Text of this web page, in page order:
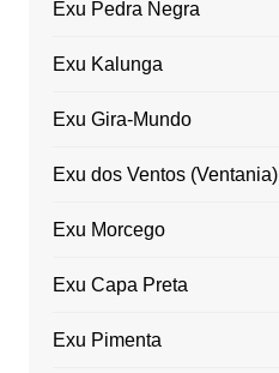
Exu Pedra Negra
Exu Kalunga
Exu Gira-Mundo
Exu dos Ventos (Ventania)
Exu Morcego
Exu Capa Preta
Exu Pimenta